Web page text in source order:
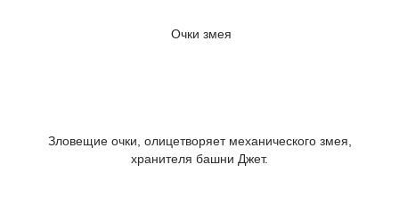
Очки змея
Зловещие очки, олицетворяет механического змея,
хранителя башни Джет.